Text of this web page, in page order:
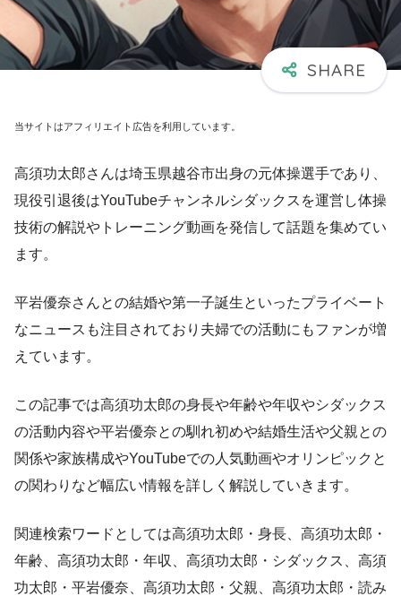
当サイトはアフィリエイト広告を利用しています。
高須功太郎さんは埼玉県越谷市出身の元体操選手であり、
現役引退後はYouTubeチャンネルシダックスを運営し体操
技術の解説やトレーニング動画を発信して話題を集めてい
ます。
平岩優奈さんとの結婚や第一子誕生といったプライベート
なニュースも注目されており夫婦での活動にもファンが増
えています。
この記事では高須功太郎の身長や年齢や年収やシダックス
の活動内容や平岩優奈との馴れ初めや結婚生活や父親との
関係や家族構成やYouTubeでの人気動画やオリンピックと
の関わりなど幅広い情報を詳しく解説していきます。
関連検索ワードとしては高須功太郎・身長、高須功太郎・
年齢、高須功太郎・年収、高須功太郎・シダックス、高須
功太郎・平岩優奈、高須功太郎・父親、高須功太郎・読み